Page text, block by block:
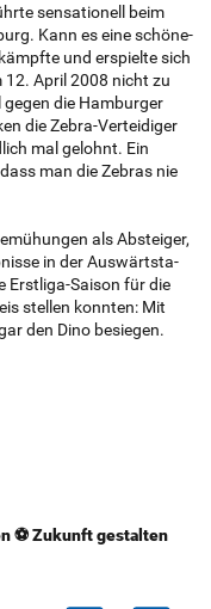
sen­sa­tio­nell beim
Kann es eine schö­ne­
und er­spiel­te sich
12. April 2008 nicht zu
die Ham­bur­ger
die Zebra-Ver­tei­di­ger
mal ge­lohnt. Ein
man die Ze­bras nie
als Ab­stei­ger,
in der Aus­wärts­ta­
Erst­li­ga-Sai­son für die
stel­len konn­ten: Mit
den Dino be­sie­gen.
⚽ Zu­­­­­­­­­­­­­­­­­­­­­­­­­­­­­­­­­­kunft ge­­­­­­­­­­­­­­­­­­­­­­­­­­­­­­­­­­stal­ten